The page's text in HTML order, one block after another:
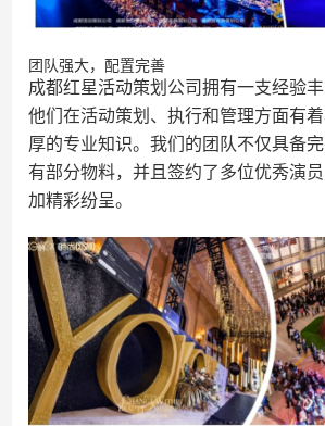
团队强大，配置完善
成都红星活动策划公司拥有一支经验丰
他们在活动策划、执行和管理方面有
厚的专业知识。我们的团队不仅具备
有部分物料，并且签约了多位优秀演
加精彩纷呈。